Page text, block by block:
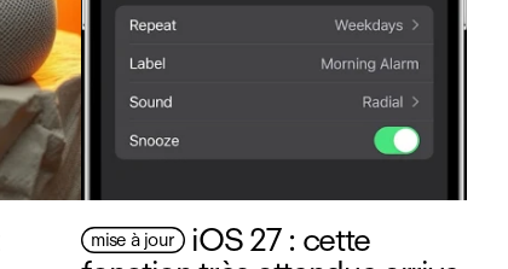
mise à jour iOS 27 : cette